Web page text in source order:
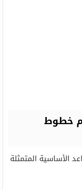
خطوط
الأساسية المتمثلة